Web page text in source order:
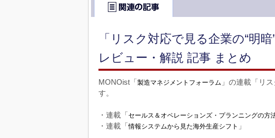
「リスク対応で見る企業の“明
レビュー・解説 記事 まとめ
MONOist「製造マネジメントフォーラム 」の連載「リ
す。
・連載「セールス＆オペレーションズ・プランニングの方
・連載「情報システムから見た海外生産シフト 」